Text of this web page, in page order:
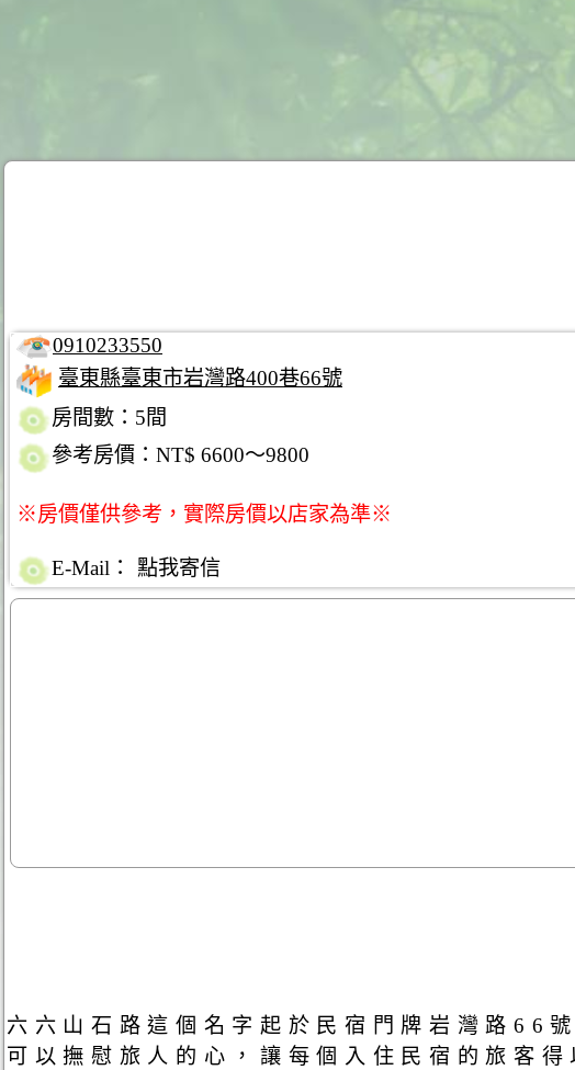
0910233550
臺東縣臺東市岩灣路400巷66號
房間數：5間
參考房價：NT$ 6600～9800
※房價僅供參考，實際房價以店家為準※
E-Mail： 點我寄信
六六山石路這個名字起於民宿門牌岩灣路66
可以撫慰旅人的心，讓每個入住民宿的旅客